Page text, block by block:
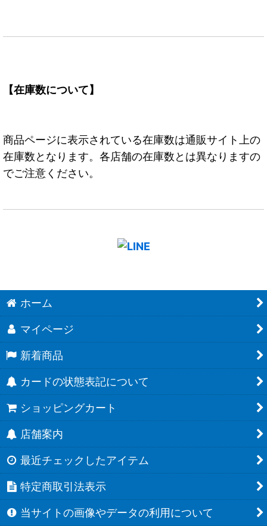
【在庫数について】
商品ページに表示されている在庫数は通販サイト上の
在庫数となります。各店舗の在庫数とは異なりますの
でご注意ください。
ホーム
マイページ
新着商品
カードの状態表記について
ショッピングカート
店舗案内
最近チェックしたアイテム
特定商取引法表示
当サイトの画像やデータの利用について